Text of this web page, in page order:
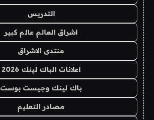
التدريس
اشراق العالم عالم كبير
منتدى الاشراق
اعلانات الباك لينك 2026
باك لينك وجيست بوست
مصادر التعليم